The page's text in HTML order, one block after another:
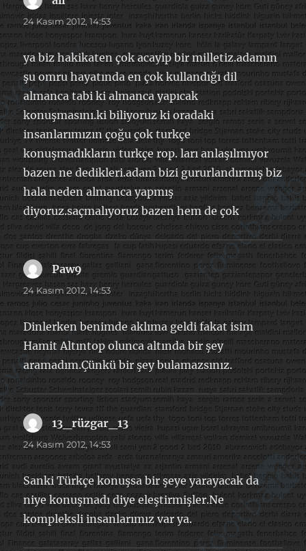
ki:
24 Kasım 2012, 14:53
ya biz hakikaten çok acayip bir milletiz.adamın
şu omru hayatında en çok kullandığı dil
almanca tabi ki almanca yapıcak
konuşmasını.ki biliyoruz ki oradaki
insanlarımızın çoğu çok turkçe
konuşmadıkların turkçe rop. ları anlaşılmıyor
bazen ne dedikleri.adam bizi gururlandırmış biz
hala neden almanca yapmış
diyoruz.saçmalıyoruz bazen hem de çok
Paw9dedi
ki:
24 Kasım 2012, 14:53
Dinlerken benimde aklıma geldi fakat isim
Hamit Altıntop olunca altında bir şey
aramadım.Çünkü bir şey bulamazsınız.
13_rüzgar_13dedi
ki:
24 Kasım 2012, 14:53
Sanki Türkçe konuşsa bir şeye yarayacak da
niye konuşmadı diye eleştirmişler.Ne
kompleksli insanlarımız var ya.